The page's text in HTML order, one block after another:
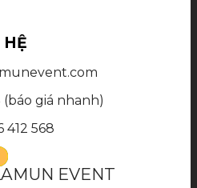
(báo giá nhanh)
412 568
EVENT